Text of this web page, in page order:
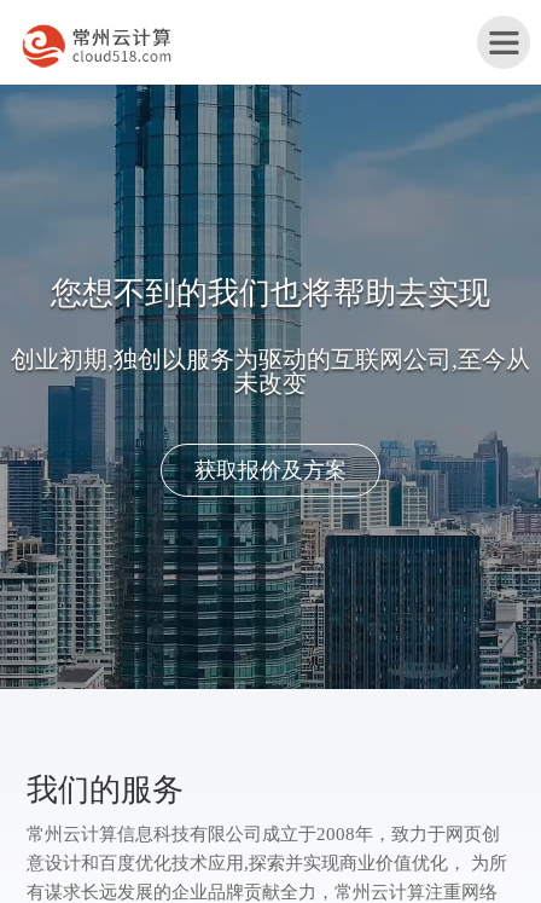
波
产
品
服
务
宁
波
行
解
决
方
案
宁
波
站
改
版
宁
服
务
案
例
于
我
们
联
系
我
们
互联网公司,至今从
企业互联网营销一体化解决方案
品牌建设 + 自然排名 + 平台运营 + 移动营销 +
广告
转型互联网+
我们的服务
常州云计算信息科技有限公司成立于2008年，致力于网页创
意设计和百度优化技术应用,探索并实现商业价值优化， 为所
有谋求长远发展的企业品牌贡献全力，常州云计算注重网络